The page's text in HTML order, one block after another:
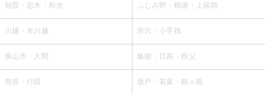
朝霞・志木・和光 ふじみ野・鶴瀬・上福岡
川越・本川越 所沢・小手指
狭山市・入間 飯能・日高・秩父
熊谷・行田 坂戸・若葉・鶴ヶ島